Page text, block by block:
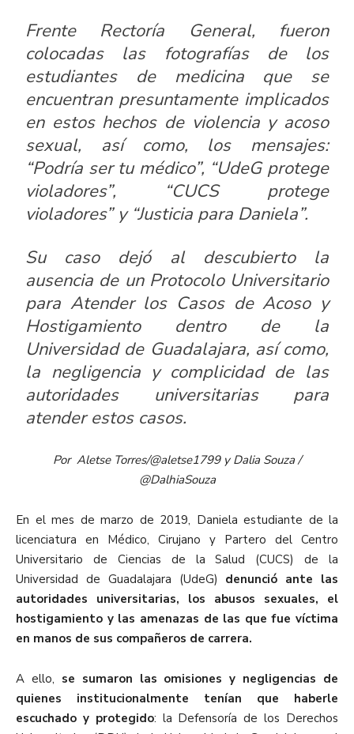
Frente Rectoría General, fueron
colocadas las fotografías de los
estudiantes de medicina que se
encuentran presuntamente implicados
en estos hechos de violencia y acoso
sexual, así como, los mensajes:
“Podría ser tu médico”, “UdeG protege
violadores”, “CUCS protege
violadores” y “Justicia para Daniela”.
Su caso dejó al descubierto la
ausencia de un Protocolo Universitario
para Atender los Casos de Acoso y
Hostigamiento dentro de la
Universidad de Guadalajara, así como,
la negligencia y complicidad de las
autoridades universitarias para
atender estos casos.
Por Aletse Torres/@aletse1799 y Dalia Souza /
@DalhiaSouza
En el mes de marzo de 2019, Daniela estudiante de la
licenciatura en Médico, Cirujano y Partero del Centro
Universitario de Ciencias de la Salud (CUCS) de la
Universidad de Guadalajara (UdeG) denunció ante las
autoridades universitarias, los abusos sexuales, el
hostigamiento y las amenazas de las que fue víctima
en manos de sus compañeros de carrera.
A ello, se sumaron las omisiones y negligencias de
quienes institucionalmente tenían que haberle
escuchado y protegido: la Defensoría de los Derechos